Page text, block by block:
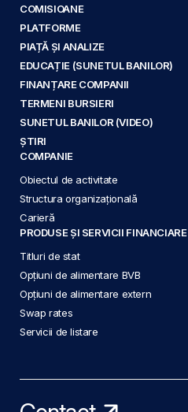
COMISIOANE
PLATFORME
PIAȚĂ ȘI ANALIZE
EDUCAȚIE (SUNETUL BANILOR)
FINANȚARE COMPANII
TERMENI BURSIERI
SUNETUL BANILOR (VIDEO)
ȘTIRI
COMPANIE
Obiectul de activitate
Structura organizațională
Carieră
PRODUSE ȘI SERVICII FINANCIARE
Titluri de stat
Opțiuni de alimentare BVB
Opțiuni de alimentare extern
Swap rates
Servicii de listare